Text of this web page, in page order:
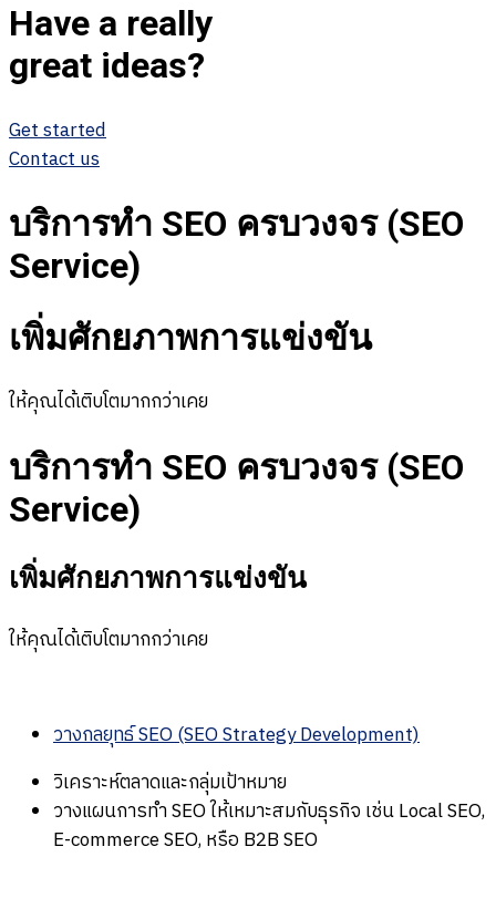
Have a really
great ideas?
Get started
Contact us
บริการทำ SEO ครบวงจร (SEO
Service)
เพิ่มศักยภาพการแข่งขัน
ให้คุณได้เติบโตมากกว่าเคย
บริการทำ SEO ครบวงจร (SEO
Service)
เพิ่มศักยภาพการแข่งขัน
ให้คุณได้เติบโตมากกว่าเคย
วางกลยุทธ์ SEO (SEO Strategy Development)
วิเคราะห์ตลาดและกลุ่มเป้าหมาย
วางแผนการทำ SEO ให้เหมาะสมกับธุรกิจ เช่น Local SEO,
E-commerce SEO, หรือ B2B SEO